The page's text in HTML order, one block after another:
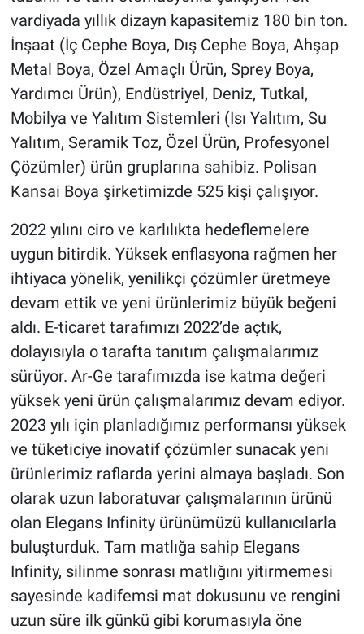
vardiyada yıllık dizayn kapasitemiz 180 bin ton.
İnşaat (İç Cephe Boya, Dış Cephe Boya, Ahşap
Metal Boya, Özel Amaçlı Ürün, Sprey Boya,
Yardımcı Ürün), Endüstriyel, Deniz, Tutkal,
Mobilya ve Yalıtım Sistemleri (Isı Yalıtım, Su
Yalıtım, Seramik Toz, Özel Ürün, Profesyonel
Çözümler) ürün gruplarına sahibiz. Polisan
Kansai Boya şirketimizde 525 kişi çalışıyor.
2022 yılını ciro ve karlılıkta hedeflemelere
uygun bitirdik. Yüksek enflasyona rağmen her
ihtiyaca yönelik, yenilikçi çözümler üretmeye
devam ettik ve yeni ürünlerimiz büyük beğeni
aldı. E-ticaret tarafımızı 2022’de açtık,
dolayısıyla o tarafta tanıtım çalışmalarımız
sürüyor. Ar-Ge tarafımızda ise katma değeri
yüksek yeni ürün çalışmalarımız devam ediyor.
2023 yılı için planladığımız performansı yüksek
ve tüketiciye inovatif çözümler sunacak yeni
ürünlerimiz raflarda yerini almaya başladı. Son
olarak uzun laboratuvar çalışmalarının ürünü
olan Elegans Infinity ürünümüzü kullanıcılarla
buluşturduk. Tam matlığa sahip Elegans
Infinity, silinme sonrası matlığını yitirmemesi
sayesinde kadifemsi mat dokusunu ve rengini
uzun süre ilk günkü gibi korumasıyla öne